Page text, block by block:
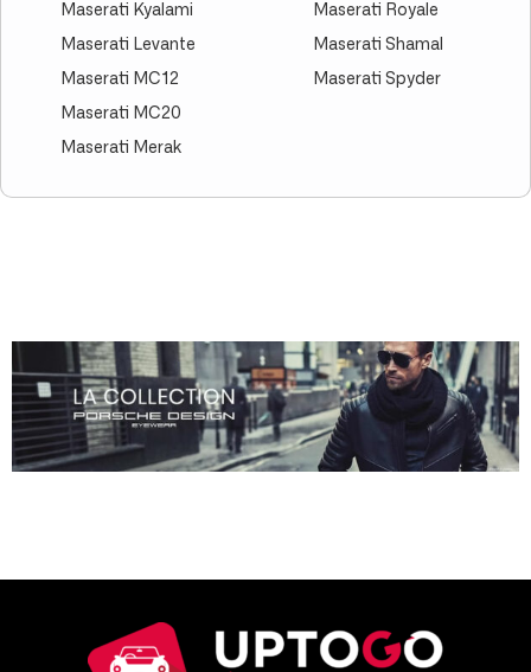
Maserati Kyalami
Maserati Levante
Maserati MC12
Maserati MC20
Maserati Merak
Maserati Royale
Maserati Shamal
Maserati Spyder